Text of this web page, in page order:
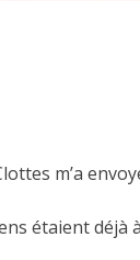
m’a
étaient déjà